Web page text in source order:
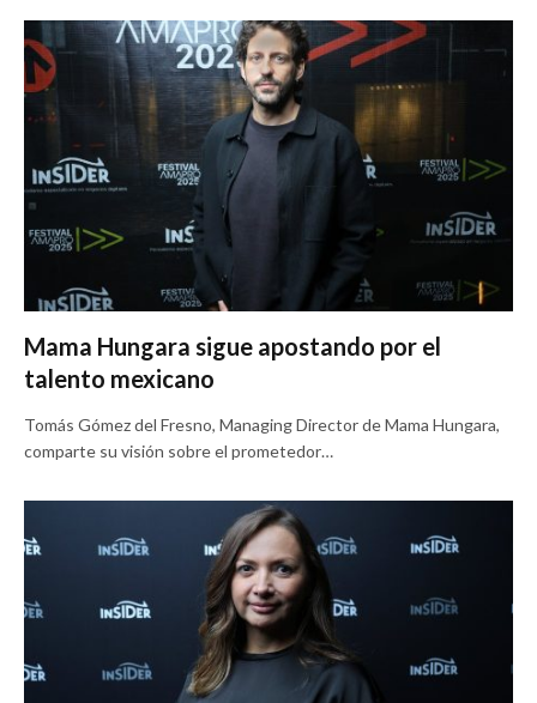
Mama Hungara sigue apostando por el
talento mexicano
Tomás Gómez del Fresno, Managing Director de Mama Hungara,
comparte su visión sobre el prometedor…